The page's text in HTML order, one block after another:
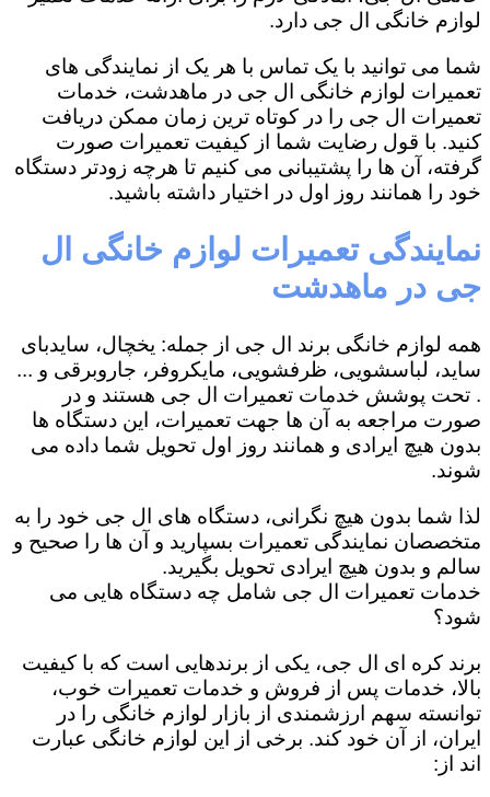
لوازم خانگی ال جی دارد.
شما می توانید با یک تماس با هر یک از نمایندگی های
تعمیرات لوازم خانگی ال جی در ماهدشت، خدمات
تعمیرات ال جی را در کوتاه ترین زمان ممکن دریافت
کنید. با قول رضایت شما از کیفیت تعمیرات صورت
گرفته، آن ها را پشتیبانی می کنیم تا هرچه زودتر دستگاه
خود را همانند روز اول در اختیار داشته باشید.
نمایندگی تعمیرات لوازم خانگی ال
جی در ماهدشت
همه لوازم خانگی برند ال جی از جمله: یخچال، سایدبای
ساید، لباسشویی، ظرفشویی، مایکروفر، جاروبرقی و ...
. تحت پوشش خدمات تعمیرات ال جی هستند و در
صورت مراجعه به آن ها جهت تعمیرات، این دستگاه ها
بدون هیچ ایرادی و همانند روز اول تحویل شما داده می
شوند.
لذا شما بدون هیچ نگرانی، دستگاه های ال جی خود را به
متخصصان نمایندگی تعمیرات بسپارید و آن ها را صحیح و
سالم و بدون هیچ ایرادی تحویل بگیرید.
خدمات تعمیرات ال جی شامل چه دستگاه هایی می
شود؟
برند کره ای ال جی، یکی از برندهایی است که با کیفیت
بالا، خدمات پس از فروش و خدمات تعمیرات خوب،
توانسته سهم ارزشمندی از بازار لوازم خانگی را در
ایران، از آن خود کند. برخی از این لوازم خانگی عبارت
اند از: